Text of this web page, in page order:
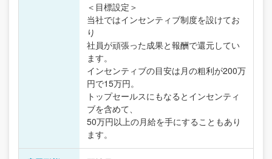
＜目標設定＞
当社ではインセンティブ制度を設けてお
り
社員が頑張った成果と報酬で還元してい
ます。
インセンティブの目安は月の粗利が200万
円で15万円。
トップセールスにもなるとインセンティ
ブを含めて、
50万円以上の月給を手にすることもあり
ます。